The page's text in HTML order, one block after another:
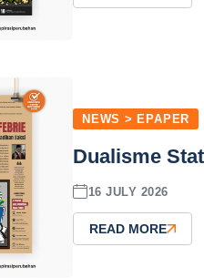
NEWS > EPAPER
Dualisme
16 JULY 2026
READ MORE